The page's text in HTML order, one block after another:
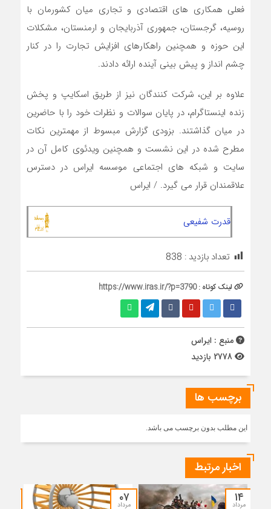
فعلی همکاری های اقتصادی و تجاری میان کشورمان با
روسیه، گرجستان، جمهوری آذربایجان و ارمنستان، مشکلات
این حوزه و همچنین راهکارهای افزایش تجارت را در کنار
چشم انداز و پیش بینی آینده ارائه دادند.
علاوه بر این، شرکت کنندگان نیز از طریق اسکایپ و پخش
زنده اینستاگرام، در پایان سوالات و نظرات خود را با حاضرین
در میان گذاشتند. بزودی گزارش مبسوط از مهمترین نکات
مطرح شده در این نشست و همچنین ویدئوی کامل آن در
سایت و شبکه های اجتماعی موسسه ایراس در دسترس
علاقمندان قرار می گیرد. / ایراس
قدرت شفیعی
تعداد بازدید : 838
لینک کوتاه :https://www.iras.ir/?p=3790
منبع : ایراس
برچسب ها
این مطلب بدون برچسب می باشد.
اخبار مرتبط
۱۴
مرداد ۰۷
مرداد